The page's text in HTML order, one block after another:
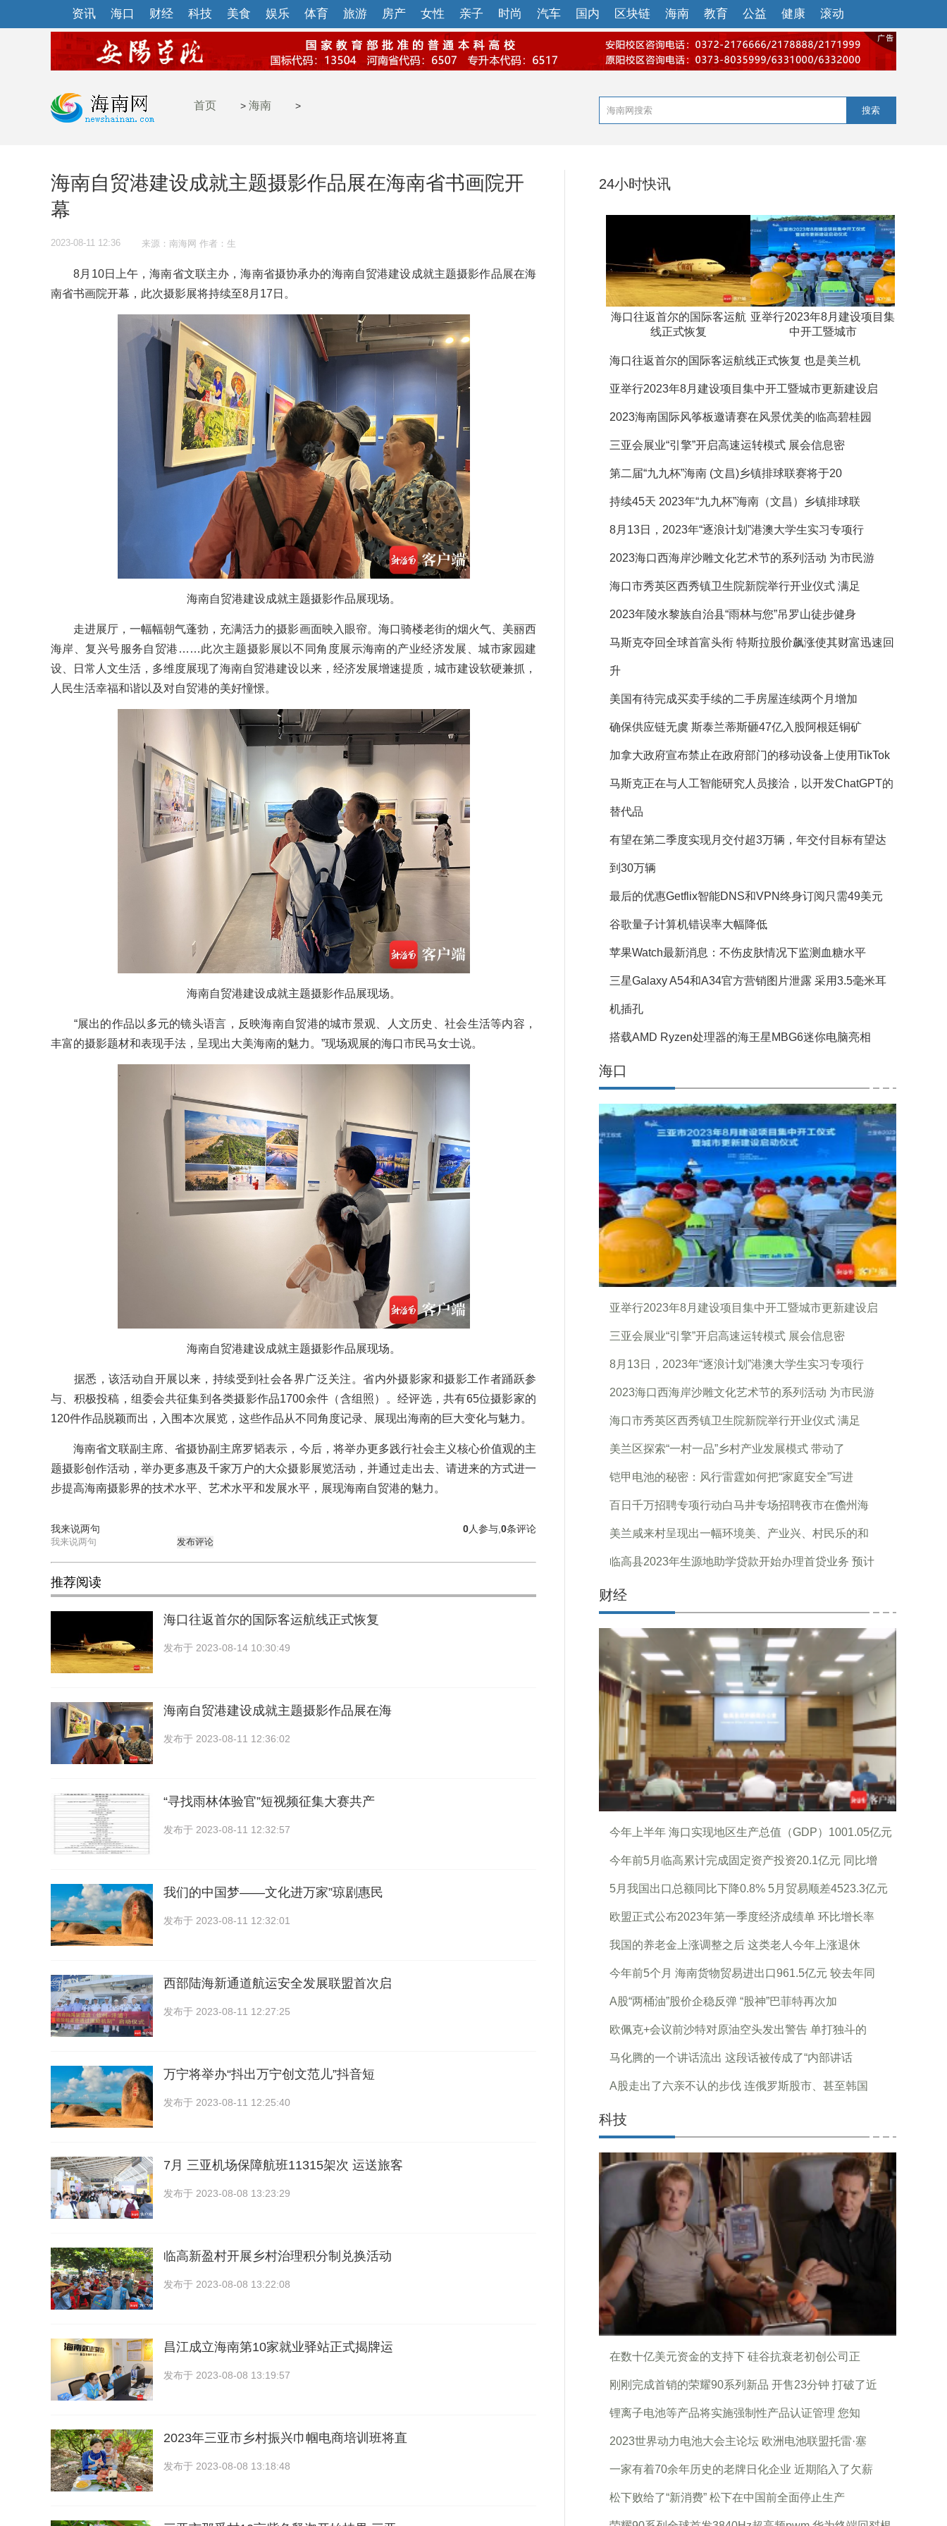
资讯 海口 财经 科技 美食 娱乐 体育 旅游 房产 女性 亲子 时尚 汽车 国内 区块链 海南 教育 公益 健康 滚动
首页 > 海南 > 搜索
海南自贸港建设成就主题摄影作品展在海南省书画院开
幕
2023-08-11 12:36 来源：南海网 作者：生
8月10日上午，海南省文联主办，海南省摄协承办的海南自贸港建设成就主题摄影作品展在海
南省书画院开幕，此次摄影展将持续至8月17日。
海南自贸港建设成就主题摄影作品展现场。
走进展厅，一幅幅朝气蓬勃，充满活力的摄影画面映入眼帘。海口骑楼老街的烟火气、美丽西
海岸、复兴号服务自贸港……此次主题摄影展以不同角度展示海南的产业经济发展、城市家园建
设、日常人文生活，多维度展现了海南自贸港建设以来，经济发展增速提质，城市建设软硬兼抓，
人民生活幸福和谐以及对自贸港的美好憧憬。
海南自贸港建设成就主题摄影作品展现场。
“展出的作品以多元的镜头语言，反映海南自贸港的城市景观、人文历史、社会生活等内容，
丰富的摄影题材和表现手法，呈现出大美海南的魅力。”现场观展的海口市民马女士说。
海南自贸港建设成就主题摄影作品展现场。
据悉，该活动自开展以来，持续受到社会各界广泛关注。省内外摄影家和摄影工作者踊跃参
与、积极投稿，组委会共征集到各类摄影作品1700余件（含组照）。经评选，共有65位摄影家的
120件作品脱颖而出，入围本次展览，这些作品从不同角度记录、展现出海南的巨大变化与魅力。
海南省文联副主席、省摄协副主席罗韬表示，今后，将举办更多践行社会主义核心价值观的主
题摄影创作活动，举办更多惠及千家万户的大众摄影展览活动，并通过走出去、请进来的方式进一
步提高海南摄影界的技术水平、艺术水平和发展水平，展现海南自贸港的魅力。
我来说两句 0条评论
0人参与,
发布评论
推荐阅读
海口往返首尔的国际客运航线正式恢复
发布于 2023-08-14 10:30:49
海南自贸港建设成就主题摄影作品展在海
发布于 2023-08-11 12:36:02
“寻找雨林体验官”短视频征集大赛共产
发布于 2023-08-11 12:32:57
我们的中国梦——文化进万家”琼剧惠民
发布于 2023-08-11 12:32:01
西部陆海新通道航运安全发展联盟首次启
发布于 2023-08-11 12:27:25
万宁将举办“抖出万宁创文范儿”抖音短
发布于 2023-08-11 12:25:40
7月 三亚机场保障航班11315架次 运送旅客
发布于 2023-08-08 13:23:29
临高新盈村开展乡村治理积分制兑换活动
发布于 2023-08-08 13:22:08
昌江成立海南第10家就业驿站正式揭牌运
发布于 2023-08-08 13:19:57
2023年三亚市乡村振兴巾帼电商培训班将直
发布于 2023-08-08 13:18:48
24小时快讯
海口往返首尔的国际客运航
线正式恢复
亚举行2023年8月建设项目集
中开工暨城市
海口往返首尔的国际客运航线正式恢复 也是美兰机
亚举行2023年8月建设项目集中开工暨城市更新建设启
2023海南国际风筝板邀请赛在风景优美的临高碧桂园
三亚会展业“引擎”开启高速运转模式 展会信息密
第二届“九九杯”海南 (文昌)乡镇排球联赛将于20
持续45天 2023年“九九杯”海南（文昌）乡镇排球联
8月13日，2023年“逐浪计划”港澳大学生实习专项行
2023海口西海岸沙雕文化艺术节的系列活动 为市民游
海口市秀英区西秀镇卫生院新院举行开业仪式 满足
2023年陵水黎族自治县“雨林与您”吊罗山徒步健身
马斯克夺回全球首富头衔 特斯拉股价飙涨使其财富迅速回
升
美国有待完成买卖手续的二手房屋连续两个月增加
确保供应链无虞 斯泰兰蒂斯砸47亿入股阿根廷铜矿
加拿大政府宣布禁止在政府部门的移动设备上使用TikTok
马斯克正在与人工智能研究人员接洽，以开发ChatGPT的
替代品
有望在第二季度实现月交付超3万辆，年交付目标有望达
到30万辆
最后的优惠Getflix智能DNS和VPN终身订阅只需49美元
谷歌量子计算机错误率大幅降低
苹果Watch最新消息：不伤皮肤情况下监测血糖水平
三星Galaxy A54和A34官方营销图片泄露 采用3.5毫米耳
机插孔
搭载AMD Ryzen处理器的海王星MBG6迷你电脑亮相
海口
亚举行2023年8月建设项目集中开工暨城市更新建设启
三亚会展业“引擎”开启高速运转模式 展会信息密
8月13日，2023年“逐浪计划”港澳大学生实习专项行
2023海口西海岸沙雕文化艺术节的系列活动 为市民游
海口市秀英区西秀镇卫生院新院举行开业仪式 满足
美兰区探索“一村一品”乡村产业发展模式 带动了
铠甲电池的秘密：风行雷霆如何把“家庭安全”写进
百日千万招聘专项行动白马井专场招聘夜市在儋州海
美兰咸来村呈现出一幅环境美、产业兴、村民乐的和
临高县2023年生源地助学贷款开始办理首贷业务 预计
财经
今年上半年 海口实现地区生产总值（GDP）1001.05亿元
今年前5月临高累计完成固定资产投资20.1亿元 同比增
5月我国出口总额同比下降0.8% 5月贸易顺差4523.3亿元
欧盟正式公布2023年第一季度经济成绩单 环比增长率
我国的养老金上涨调整之后 这类老人今年上涨退休
今年前5个月 海南货物贸易进出口961.5亿元 较去年同
A股“两桶油”股价企稳反弹 “股神”巴菲特再次加
欧佩克+会议前沙特对原油空头发出警告 单打独斗的
马化腾的一个讲话流出 这段话被传成了“内部讲话
A股走出了六亲不认的步伐 连俄罗斯股市、甚至韩国
科技
在数十亿美元资金的支持下 硅谷抗衰老初创公司正
刚刚完成首销的荣耀90系列新品 开售23分钟 打破了近
锂离子电池等产品将实施强制性产品认证管理 您知
2023世界动力电池大会主论坛 欧洲电池联盟托雷·塞
一家有着70余年历史的老牌日化企业 近期陷入了欠薪
松下败给了“新消费” 松下在中国前全面停止生产